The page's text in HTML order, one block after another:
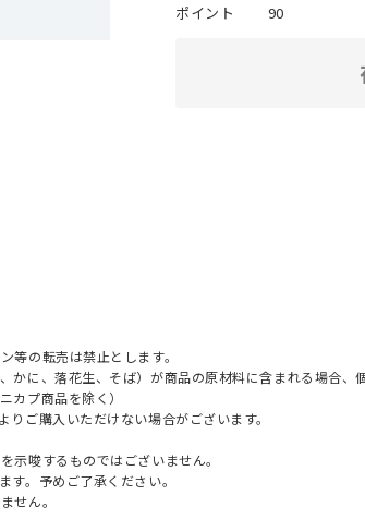
ポイント
90
等の転売は禁止とします。
に、落花生、そば）が商品の原材料に含まれる場合
カプ商品を除く）
ご購入いただけない場合がございます。
示唆するものではございません。
。予めご了承ください。
せん。